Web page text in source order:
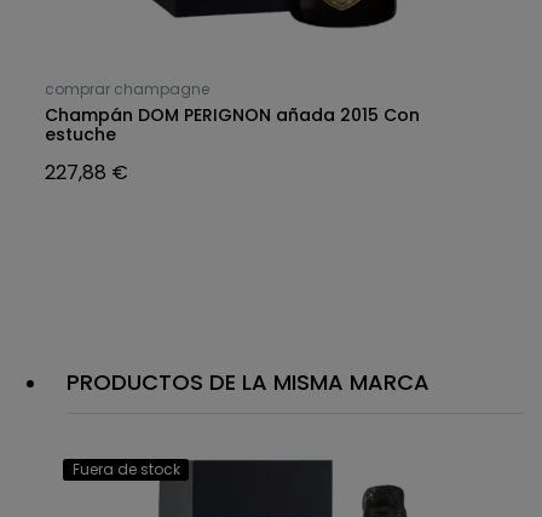
comprar champagne
Champán DOM PERIGNON añada 2015 Con
estuche
227,88 €
PRODUCTOS DE LA MISMA MARCA
Fuera de stock